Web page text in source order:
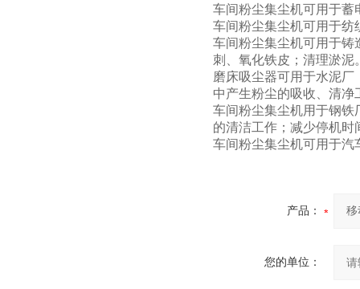
车间粉尘集尘机可用于蓄
车间粉尘集尘机可用于纺
车间粉尘集尘机可用于铸
刺、氧化铁皮；清理淤泥
磨床吸尘器可用于水泥
中产生粉尘的吸收、清
车间粉尘集尘机用于钢铁
的清洁工作；减少停机时
车间粉尘集尘机可用于汽
产品：
您的单位：